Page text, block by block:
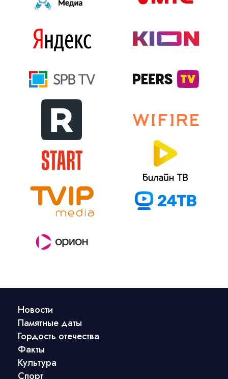
Новости
Памятные даты
Гордость отечества
Факты
Культура
Спорт